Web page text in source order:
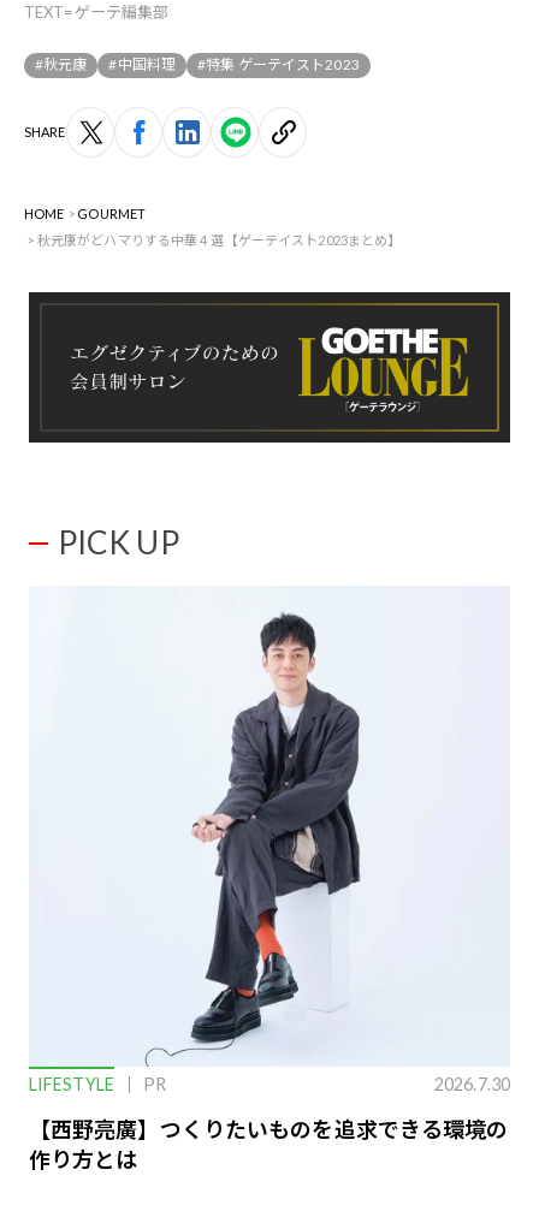
TEXT=ゲーテ編集部
#秋元康 #中国料理 #特集 ゲーテイスト2023
SHARE
HOME
GOURMET
秋元康がどハマりする中華４選【ゲーテイスト2023まとめ】
PICK UP
LIFESTYLE PR 2026.7.30
【西野亮廣】つくりたいものを追求できる環境の
作り方とは